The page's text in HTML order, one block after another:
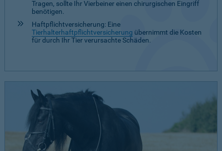
Tragen, sollte Ihr Vierbeiner einen chirurgischen Eingriff
benötigen.
Haftpflichtversicherung: Eine
Tierhalterhaftpflichtversicherung übernimmt die Kosten
für durch Ihr Tier verursachte Schäden.